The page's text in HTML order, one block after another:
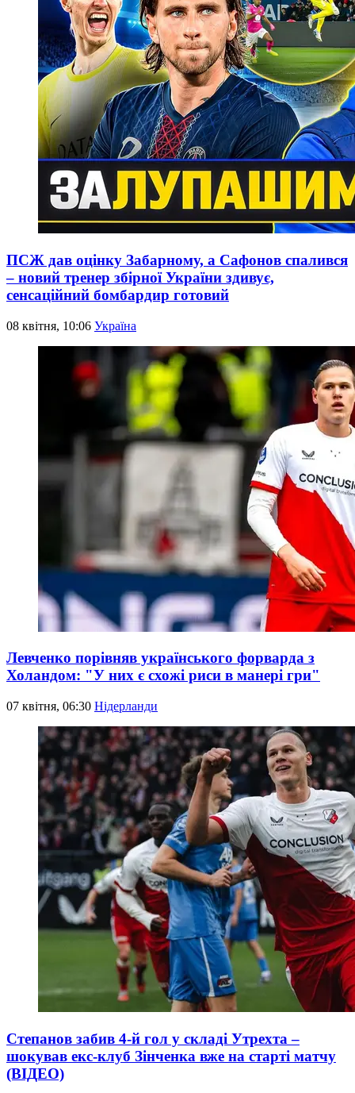
ПСЖ дав оцінку Забарному, а Сафонов спалився
– новий тренер збірної України здивує,
сенсаційний бомбардир готовий
08 квітня, 10:06 Україна
Левченко порівняв українського форварда з
Холандом: "У них є схожі риси в манері гри"
07 квітня, 06:30 Нідерланди
Степанов забив 4-й гол у складі Утрехта –
шокував екс-клуб Зінченка вже на старті матчу
(ВІДЕО)